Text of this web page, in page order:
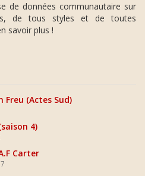
de données communautaire sur
de tous styles et de toutes
savoir plus !
Freu (Actes Sud)
4)
Carter